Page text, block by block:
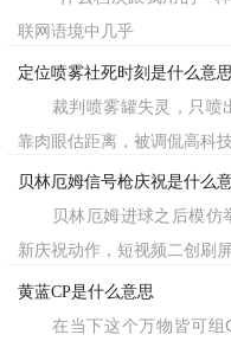
联网语境中几乎
定位喷雾社死时刻是什么意思
裁判喷雾罐失灵，只喷
靠肉眼估距离，被调侃高科
贝林厄姆信号枪庆祝是什么
贝林厄姆进球之后模仿
新庆祝动作，短视频二创刷
黄蓝CP是什么意思
在当下这个万物皆可组